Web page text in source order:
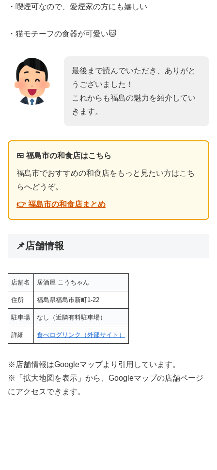
・喫煙可なので、愛煙家の方にも嬉しい
・猫モチーフの食器が可愛い🐱
最後まで読んでいただき、ありがと
うございました！
これからも福島の魅力を紹介してい
きます。
🍱 福島市の和食店はこちら
福島市でおすすめの和食店をもっと見たい方はこち
らへどうぞ。
👉 福島市の和食店まとめ
📌店舗情報
店舗名 居酒屋 こうちゃん
住所 福島県福島市新町1-22
駐車場 なし（近隣有料駐車場）
詳細 食べログリンク（外部サイト）
※店舗情報はGoogleマップより引用しています。
※「拡大地図を表示」から、Googleマップの店舗ページ
にアクセスできます。